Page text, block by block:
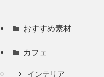
おすすめ素材
カフェ
インテリア